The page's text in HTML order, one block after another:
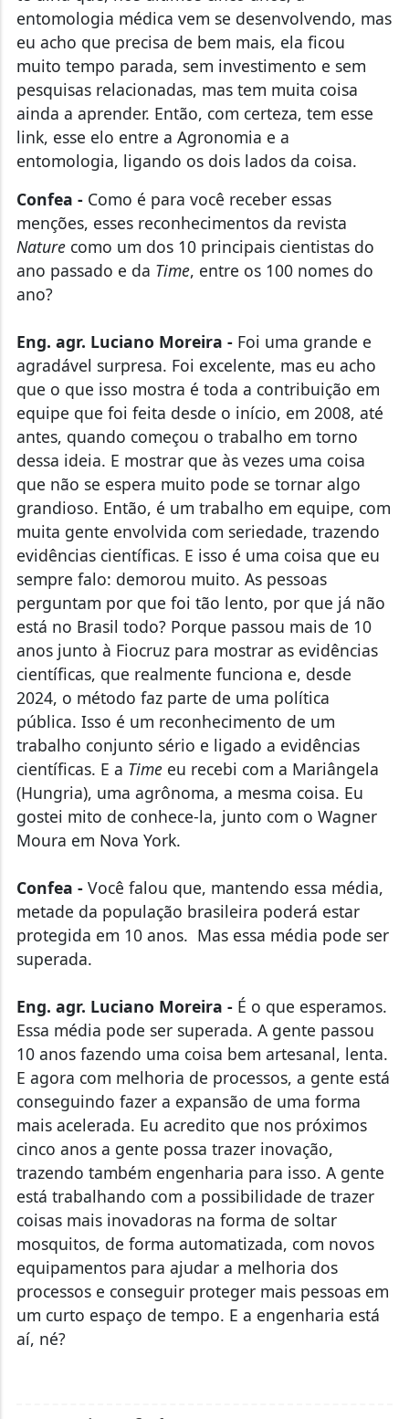
entomologia médica vem se desenvolvendo, mas
eu acho que precisa de bem mais, ela ficou
muito tempo parada, sem investimento e sem
pesquisas relacionadas, mas tem muita coisa
ainda a aprender. Então, com certeza, tem esse
link, esse elo entre a Agronomia e a
entomologia, ligando os dois lados da coisa.
menções, esses reconhecimentos da revista
Naturecomo um dos 10 principais cientistas do
ano passado e daTime, entre os 100 nomes do
ano?
agradável surpresa. Foi excelente, mas eu acho
que o que isso mostra é toda a contribuição em
equipe que foi feita desde o início, em 2008, até
antes, quando começou o trabalho em torno
dessa ideia. E mostrar que às vezes uma coisa
que não se espera muito pode se tornar algo
grandioso. Então, é um trabalho em equipe, com
muita gente envolvida com seriedade, trazendo
evidências científicas. E isso é uma coisa que eu
sempre falo: demorou muito. As pessoas
perguntam por que foi tão lento, por que já não
está no Brasil todo? Porque passou mais de 10
anos junto à Fiocruz para mostrar as evidências
científicas, que realmente funciona e, desde
2024, o método faz parte de uma política
pública. Isso é um reconhecimento de um
trabalho conjunto sério e ligado a evidências
científicas. E aTimeeu recebi com a Mariângela
(Hungria), uma agrônoma, a mesma coisa. Eu
gostei mito de conhece-la, junto com o Wagner
Moura em Nova York.
metade da população brasileira poderá estar
protegida em 10 anos. Mas essa média pode ser
superada.
É o que esperamos.
Essa média pode ser superada. A gente passou
10 anos fazendo uma coisa bem artesanal, lenta.
E agora com melhoria de processos, a gente está
conseguindo fazer a expansão de uma forma
mais acelerada. Eu acredito que nos próximos
cinco anos a gente possa trazer inovação,
trazendo também engenharia para isso. A gente
está trabalhando com a possibilidade de trazer
coisas mais inovadoras na forma de soltar
mosquitos, de forma automatizada, com novos
equipamentos para ajudar a melhoria dos
processos e conseguir proteger mais pessoas em
um curto espaço de tempo. E a engenharia está
aí, né?